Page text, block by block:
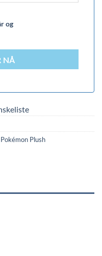
og
NÅ
Pokémon Plush